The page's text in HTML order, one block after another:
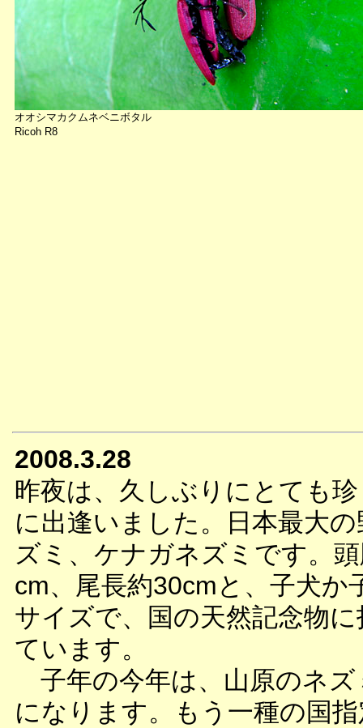
オオシマカクムネベニボタル
Ricoh R8
2008.3.28
昨夜は、久しぶりにとても
に出逢いました。日本最大
ズミ、ケナガネズミです。
cm、尾長約30cmと、子犬か
サイズで、国の天然記念物
ています。
子年の今年は、山原のネズ
になります。もう一種の国